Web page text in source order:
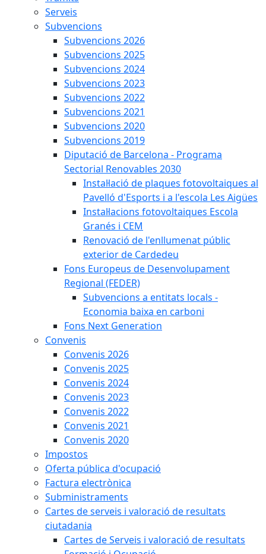
Serveis
Subvencions
Subvencions 2026
Subvencions 2025
Subvencions 2024
Subvencions 2023
Subvencions 2022
Subvencions 2021
Subvencions 2020
Subvencions 2019
Diputació de Barcelona - Programa
Sectorial Renovables 2030
Instal·lació de plaques fotovoltaiques al
Pavelló d'Esports i a l'escola Les Aigües
Instal·lacions fotovoltaiques Escola
Granés i CEM
Renovació de l'enllumenat públic
exterior de Cardedeu
Fons Europeus de Desenvolupament
Regional (FEDER)
Subvencions a entitats locals -
Economia baixa en carboni
Fons Next Generation
Convenis
Convenis 2026
Convenis 2025
Convenis 2024
Convenis 2023
Convenis 2022
Convenis 2021
Convenis 2020
Impostos
Oferta pública d'ocupació
Factura electrònica
Subministraments
Cartes de serveis i valoració de resultats
ciutadania
Cartes de Serveis i valoració de resultats